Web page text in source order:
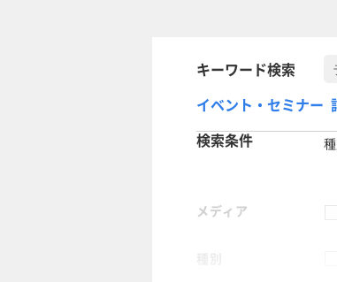
キーワード検索
イベント・セミナー
検索条件
メディア